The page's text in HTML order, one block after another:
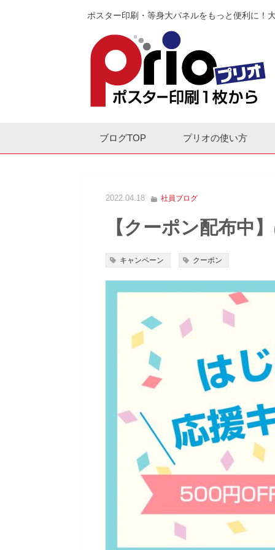
ポスター印刷・等身大パネルをもっと便利に！
ブログTOP プリオの使い方
2022.04.18 社員ブログ
【クーポン配布中
キャンペーン クーポン